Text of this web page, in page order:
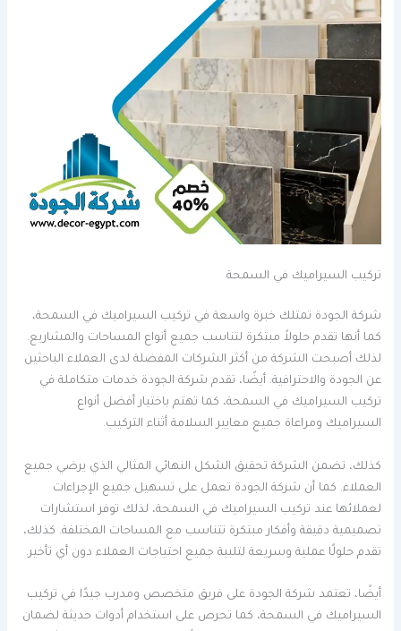
تركيب السيراميك في السمحة
شركة الجودة تمتلك خبرة واسعة في تركيب السيراميك في السمحة،
كما أنها تقدم حلولاً مبتكرة لتناسب جميع أنواع المساحات والمشاريع.
لذلك أصبحت الشركة من أكثر الشركات المفضلة لدى العملاء الباحثين
عن الجودة والاحترافية. أيضًا، تقدم شركة الجودة خدمات متكاملة في
تركيب السيراميك في السمحة، كما تهتم باختيار أفضل أنواع
السيراميك ومراعاة جميع معايير السلامة أثناء التركيب.
كذلك، تضمن الشركة تحقيق الشكل النهائي المثالي الذي يرضي جميع
العملاء. كما أن شركة الجودة تعمل على تسهيل جميع الإجراءات
لعملائها عند تركيب السيراميك في السمحة، لذلك توفر استشارات
تصميمية دقيقة وأفكار مبتكرة تتناسب مع المساحات المختلفة. كذلك،
تقدم حلولًا عملية وسريعة لتلبية جميع احتياجات العملاء دون أي تأخير.
أيضًا، تعتمد شركة الجودة على فريق متخصص ومدرب جيدًا في تركيب
السيراميك في السمحة، كما تحرص على استخدام أدوات حديثة لضمان